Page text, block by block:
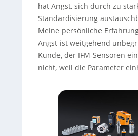
hat Angst, sich durch zu
Standardisierung
Meine persönliche
Angst ist weitgehend
Kunde, der IFM-Sensoren
nicht, weil die Parameter